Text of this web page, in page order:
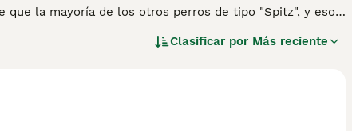
que la mayoría de los otros perros de tipo "Spitz", y eso
más duras del Ártico en el oeste de Alaska.
Clasificar por Más reciente